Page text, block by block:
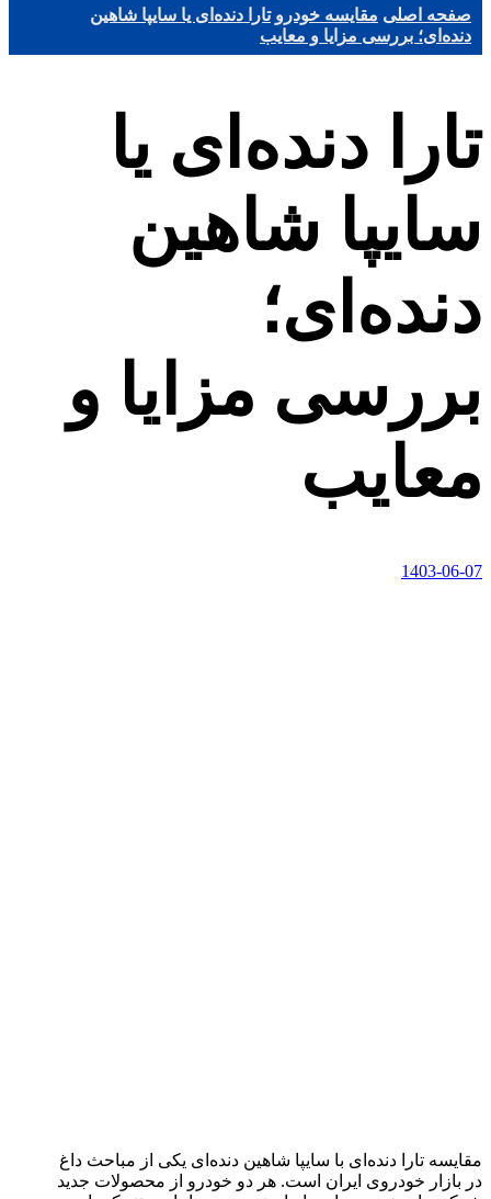
صفحه اصلی مقایسه خودرو تارا دنده‌ای یا سایپا شاهین
دنده‌ای؛ بررسی مزایا و معایب
تارا دنده‌ای یا
سایپا شاهین
دنده‌ای؛
بررسی مزایا و
معایب
1403-06-07
مقایسه تارا دنده‌ای با سایپا شاهین دنده‌ای یکی از مباحث داغ
در بازار خودروی ایران است. هر دو خودرو از محصولات جدید